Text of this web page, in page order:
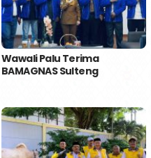
Wawali Palu Terima
BAMAGNAS Sulteng